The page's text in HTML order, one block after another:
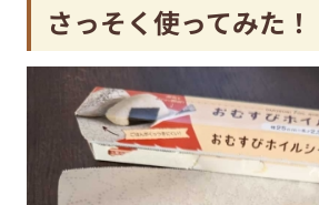
さっそく使ってみた！